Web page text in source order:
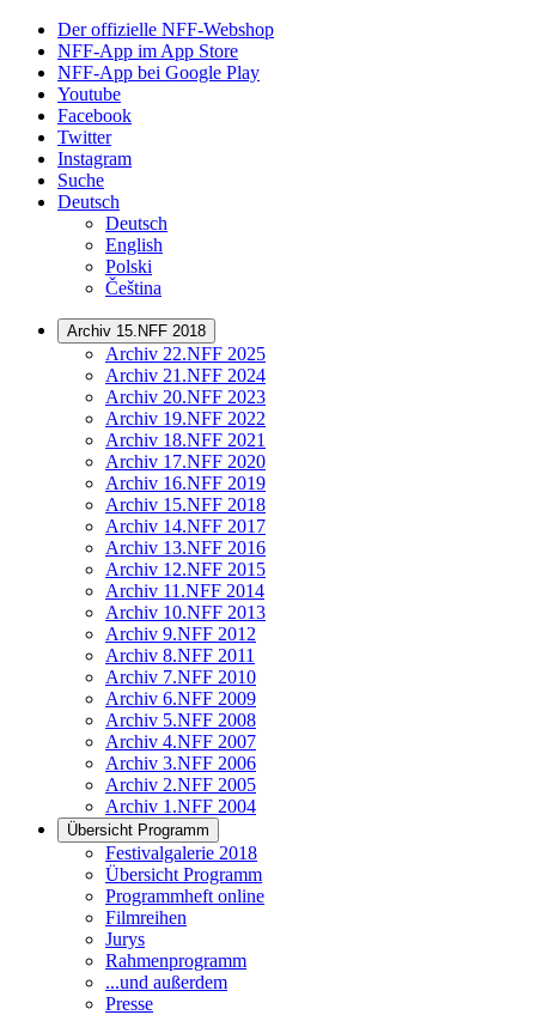
Der offizielle NFF-Webshop
NFF-App im App Store
NFF-App bei Google Play
Youtube
Facebook
Twitter
Instagram
Suche
Deutsch
Deutsch
English
Polski
Čeština
Archiv 15.NFF 2018
Archiv 22.NFF 2025
Archiv 21.NFF 2024
Archiv 20.NFF 2023
Archiv 19.NFF 2022
Archiv 18.NFF 2021
Archiv 17.NFF 2020
Archiv 16.NFF 2019
Archiv 15.NFF 2018
Archiv 14.NFF 2017
Archiv 13.NFF 2016
Archiv 12.NFF 2015
Archiv 11.NFF 2014
Archiv 10.NFF 2013
Archiv 9.NFF 2012
Archiv 8.NFF 2011
Archiv 7.NFF 2010
Archiv 6.NFF 2009
Archiv 5.NFF 2008
Archiv 4.NFF 2007
Archiv 3.NFF 2006
Archiv 2.NFF 2005
Archiv 1.NFF 2004
Übersicht Programm
Festivalgalerie 2018
Übersicht Programm
Programmheft online
Filmreihen
Jurys
Rahmenprogramm
...und außerdem
Presse